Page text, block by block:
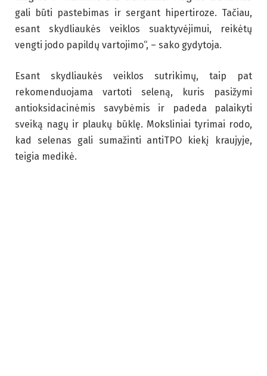
gali būti pastebimas ir sergant hipertiroze. Tačiau,
esant skydliaukės veiklos suaktyvėjimui, reikėtų
vengti jodo papildų vartojimo“, – sako gydytoja.
Esant skydliaukės veiklos sutrikimų, taip pat
rekomenduojama vartoti seleną, kuris pasižymi
antioksidacinėmis savybėmis ir padeda palaikyti
sveiką nagų ir plaukų būklę. Moksliniai tyrimai rodo,
kad selenas gali sumažinti antiTPO kiekį kraujyje,
teigia medikė.